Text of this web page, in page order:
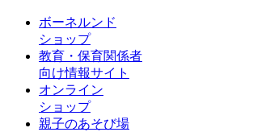
ボーネルンド
ショップ
教育・保育関係者
向け情報サイト
オンライン
ショップ
親子のあそび場